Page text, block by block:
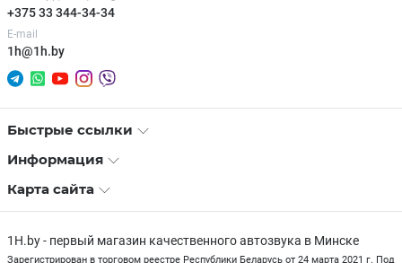
+375 33 344-34-34
E-mail
1h@1h.by
Быстрые ссылки
Информация
Карта сайта
1H.by - первый магазин качественного автозвука в Минске
Зарегистрирован в торговом реестре Республики Беларусь от 24 марта 2021 г. Под